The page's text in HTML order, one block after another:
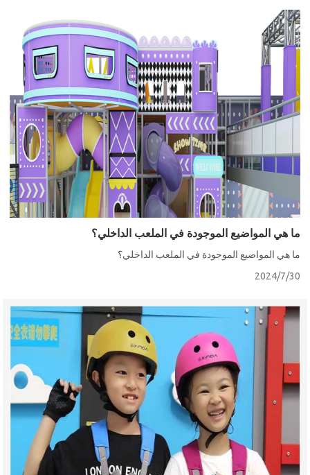
ما هي المواضيع الموجودة في الملعب الداخلي؟
ما هي المواضيع الموجودة في الملعب الداخلي؟
2024/7/30